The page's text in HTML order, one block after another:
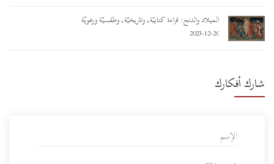
الميلاد والدنح: قراءة كتابيّة، وتاريخيّة، وطقسيّة ورعويّة
2023-12-20
شارك أفكارك